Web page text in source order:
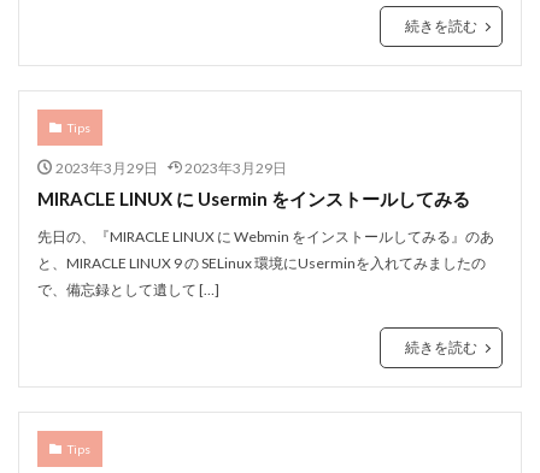
続きを読む
Tips
2023年3月29日 2023年3月29日
MIRACLE LINUX に Usermin をインストールしてみる
先日の、『MIRACLE LINUX に Webmin をインストールしてみる』のあ
と、MIRACLE LINUX 9 の SELinux 環境にUserminを入れてみましたの
で、備忘録として遺して […]
続きを読む
Tips